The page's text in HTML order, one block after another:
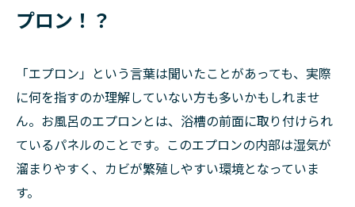
プロン！？
「エプロン」という言葉は聞いたことがあっても、実際
に何を指すのか理解していない方も多いかもしれませ
ん。お風呂のエプロンとは、浴槽の前面に取り付けられ
ているパネルのことです。このエプロンの内部は湿気が
溜まりやすく、カビが繁殖しやすい環境となっていま
す。